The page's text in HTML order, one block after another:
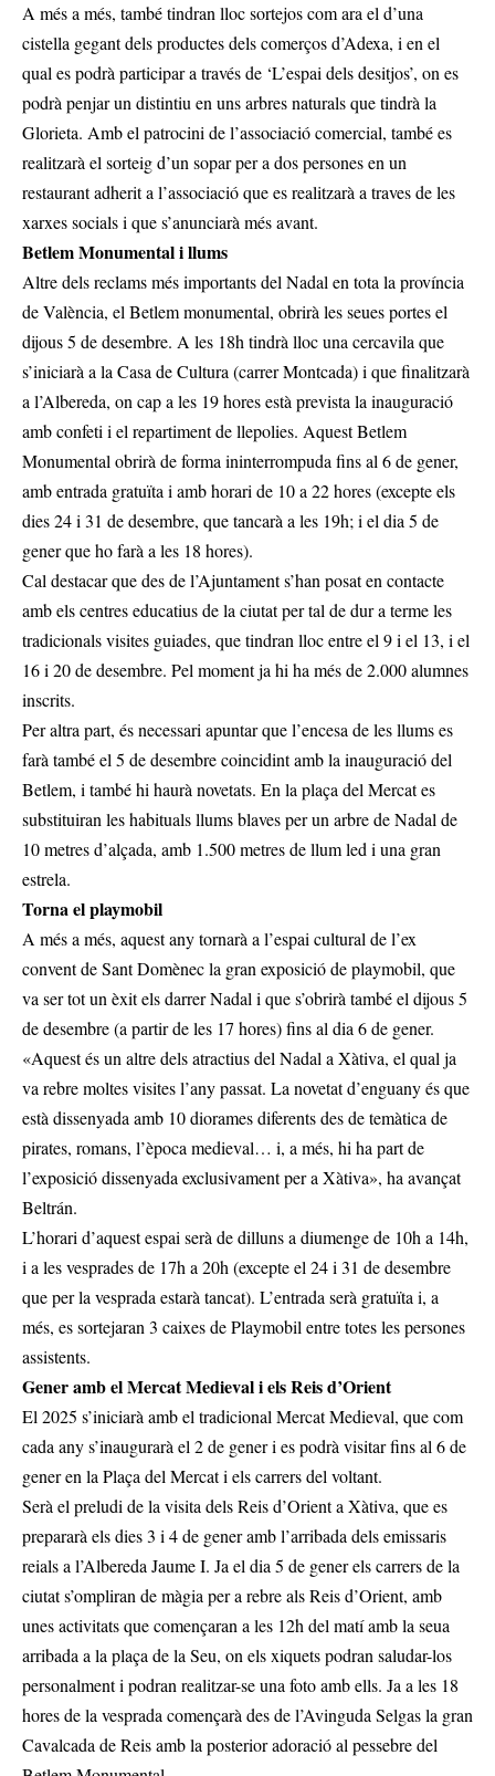
A més a més, també tindran lloc sortejos com ara el d’una
cistella gegant dels productes dels comerços d’Adexa, i en el
qual es podrà participar a través de ‘L’espai dels desitjos’, on es
podrà penjar un distintiu en uns arbres naturals que tindrà la
Glorieta. Amb el patrocini de l’associació comercial, també es
realitzarà el sorteig d’un sopar per a dos persones en un
restaurant adherit a l’associació que es realitzarà a traves de les
xarxes socials i que s’anunciarà més avant.
Betlem Monumental i llums
Altre dels reclams més importants del Nadal en tota la província
de València, el Betlem monumental, obrirà les seues portes el
dijous 5 de desembre. A les 18h tindrà lloc una cercavila que
s’iniciarà a la Casa de Cultura (carrer Montcada) i que finalitzarà
a l’Albereda, on cap a les 19 hores està prevista la inauguració
amb confeti i el repartiment de llepolies. Aquest Betlem
Monumental obrirà de forma ininterrompuda fins al 6 de gener,
amb entrada gratuïta i amb horari de 10 a 22 hores (excepte els
dies 24 i 31 de desembre, que tancarà a les 19h; i el dia 5 de
gener que ho farà a les 18 hores).
Cal destacar que des de l’Ajuntament s’han posat en contacte
amb els centres educatius de la ciutat per tal de dur a terme les
tradicionals visites guiades, que tindran lloc entre el 9 i el 13, i el
16 i 20 de desembre. Pel moment ja hi ha més de 2.000 alumnes
inscrits.
Per altra part, és necessari apuntar que l’encesa de les llums es
farà també el 5 de desembre coincidint amb la inauguració del
Betlem, i també hi haurà novetats. En la plaça del Mercat es
substituiran les habituals llums blaves per un arbre de Nadal de
10 metres d’alçada, amb 1.500 metres de llum led i una gran
estrela.
Torna el playmobil
A més a més, aquest any tornarà a l’espai cultural de l’ex
convent de Sant Domènec la gran exposició de playmobil, que
va ser tot un èxit els darrer Nadal i que s’obrirà també el dijous 5
de desembre (a partir de les 17 hores) fins al dia 6 de gener.
«Aquest és un altre dels atractius del Nadal a Xàtiva, el qual ja
va rebre moltes visites l’any passat. La novetat d’enguany és que
està dissenyada amb 10 diorames diferents des de temàtica de
pirates, romans, l’època medieval… i, a més, hi ha part de
l’exposició dissenyada exclusivament per a Xàtiva», ha avançat
Beltrán.
L’horari d’aquest espai serà de dilluns a diumenge de 10h a 14h,
i a les vesprades de 17h a 20h (excepte el 24 i 31 de desembre
que per la vesprada estarà tancat). L’entrada serà gratuïta i, a
més, es sortejaran 3 caixes de Playmobil entre totes les persones
assistents.
Gener amb el Mercat Medieval i els Reis d’Orient
El 2025 s’iniciarà amb el tradicional Mercat Medieval, que com
cada any s’inaugurarà el 2 de gener i es podrà visitar fins al 6 de
gener en la Plaça del Mercat i els carrers del voltant.
Serà el preludi de la visita dels Reis d’Orient a Xàtiva, que es
prepararà els dies 3 i 4 de gener amb l’arribada dels emissaris
reials a l’Albereda Jaume I. Ja el dia 5 de gener els carrers de la
ciutat s’ompliran de màgia per a rebre als Reis d’Orient, amb
unes activitats que començaran a les 12h del matí amb la seua
arribada a la plaça de la Seu, on els xiquets podran saludar-los
personalment i podran realitzar-se una foto amb ells. Ja a les 18
hores de la vesprada començarà des de l’Avinguda Selgas la gran
Cavalcada de Reis amb la posterior adoració al pessebre del